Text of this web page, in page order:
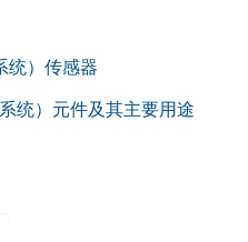
统）传感器
统）元件及其主要用途